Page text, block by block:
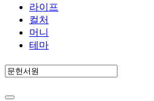
라이프
컬처
머니
테마